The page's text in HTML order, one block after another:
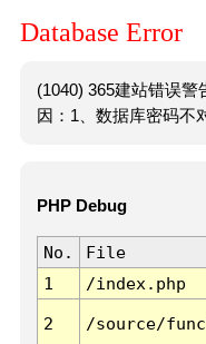
Database Error
(1040) 365建站错误
因：1、数据库密码不
PHP Debug
No. File
1
/index.php
2 /source/